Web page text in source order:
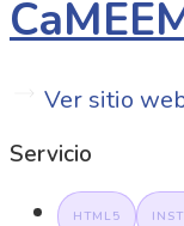
Ver sitio
Servicio
HTML5